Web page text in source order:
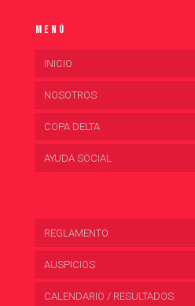
Menú
INICIO
NOSOTROS
COPA DELTA
AYUDA SOCIAL
REGLAMENTO
AUSPICIOS
CALENDARIO / RESULTADOS